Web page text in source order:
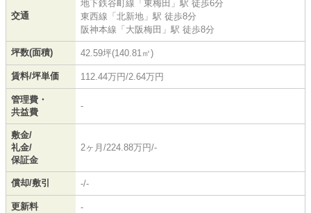
交通
地下鉄谷町線 「 東梅田 」駅 徒歩6分
東西線 「 北新地 」駅 徒歩8分
阪神本線 「 大阪梅田 」駅 徒歩8分
坪数(面積) 42.59坪(140.81㎡)
賃料/坪単価 112.44万円/2.64万円
管理費・
共益費
-
敷金/
礼金/
保証金
2ヶ月/224.88万円/-
償却/敷引 -/-
更新料 -